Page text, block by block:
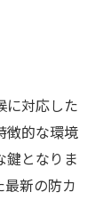
に対応した
徴的な環境
鍵となりま
新の防カ